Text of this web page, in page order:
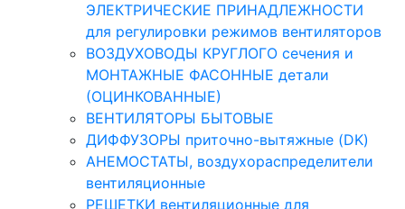
ЭЛЕКТРИЧЕСКИЕ ПРИНАДЛЕЖНОСТИ
для регулировки режимов вентиляторов
ВОЗДУХОВОДЫ КРУГЛОГО сечения и
МОНТАЖНЫЕ ФАСОННЫЕ детали
(ОЦИНКОВАННЫЕ)
ВЕНТИЛЯТОРЫ БЫТОВЫЕ
ДИФФУЗОРЫ приточно-вытяжные (DK)
АНЕМОСТАТЫ, воздухораспределители
вентиляционные
РЕШЕТКИ вентиляционные для